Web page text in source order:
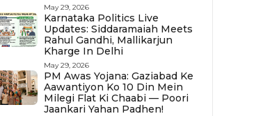
May 29, 2026
Karnataka Politics Live
Updates: Siddaramaiah Meets
Rahul Gandhi, Mallikarjun
Kharge In Delhi
May 29, 2026
PM Awas Yojana: Gaziabad Ke
Aawantiyon Ko 10 Din Mein
Milegi Flat Ki Chaabi — Poori
Jaankari Yahan Padhen!